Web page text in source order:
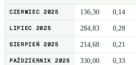
CZERWIEC 2025 136,30 0,14
LIPIEC 2025 284,83 0,28
SIERPIEŃ 2025 214,68 0,21
PAŹDZIERNIK 2025 330,00 0,33